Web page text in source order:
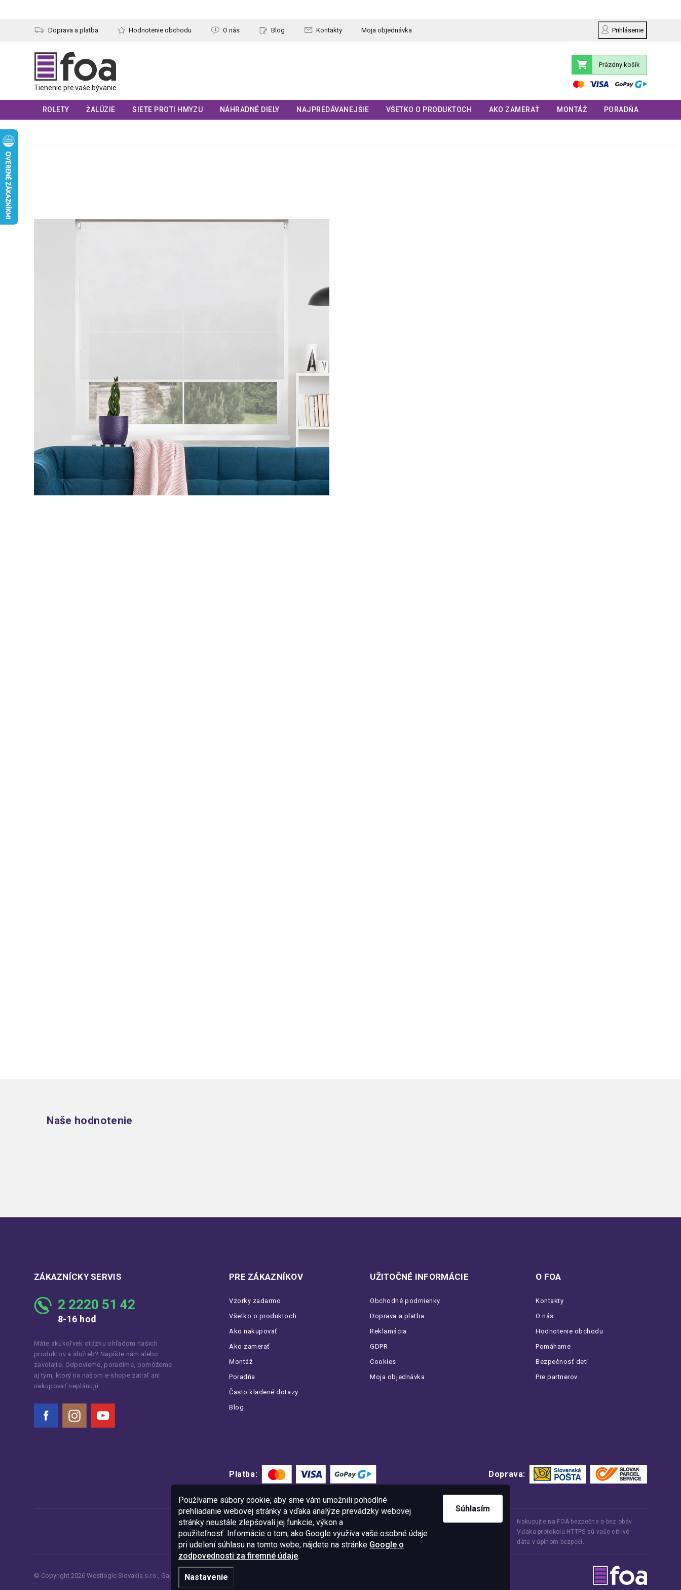
Používame súbory cookie, aby sme vám umožnili pohodlné
prehliadanie webovej stránky a vďaka analýze prevádzky webovej
stránky neustále zlepšovali jej funkcie, výkon a
použiteľnosť. Informácie o tom, ako Google využíva vaše osobné údaje
pri udelení súhlasu na tomto webe, nájdete na stránke Google o
zodpovednosti za firemné údaje.
Nastavenie
Súhlasím
Doprava a platba Hodnotenie obchodu O nás Blog Kontakty Moja objednávka Prihlásenie
Nákupný
košík
Prázdny košík
ROLETY ŽALÚZIE SIETE PROTI HMYZU NÁHRADNÉ DIELY NAJPREDÁVANEJŠIE VŠETKO O PRODUKTOCH AKO ZAMERAŤ MONTÁŽ PORADŇA
Naše hodnotenie
ZÁKAZNÍCKY SERVIS
2 2220 51 42
8-16 hod
Máte akúkoľvek otázku ohľadom našich
produktov a služieb? Napíšte nám alebo
zavolajte. Odpovieme, poradíme, pomôžeme
aj tým, ktorý na našom e-shope zatiaľ ani
nakupovať neplánujú.
Instagram
PRE ZÁKAZNÍKOV
Vzorky zadarmo
Všetko o produktoch
Ako nakupovať
Ako zamerať
Montáž
Poradňa
Často kladené dotazy
Blog
UŽITOČNÉ INFORMÁCIE
Obchodné podmienky
Doprava a platba
Reklamácia
GDPR
Cookies
Moja objednávka
O FOA
Kontakty
O nás
Hodnotenie obchodu
Pomáhame
Bezpečnosť detí
Pre partnerov
Platba: Doprava:
Nakupujte na FOA bezpečne a bez obáv.
Vďaka protokolu HTTPS sú vaše citlivé
dáta v úplnom bezpečí.
© Copyright 2026 Westlogic Slovakia s.r.o., Gajova 4, Bratislava, 811 09